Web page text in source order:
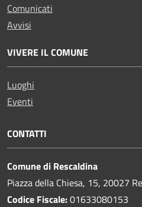
Comunicati
Avvisi
VIVERE IL COMUNE
Luoghi
Eventi
CONTATTI
Comune di Rescaldina
Piazza della Chiesa, 15, 20027
Codice Fiscale:01633080153